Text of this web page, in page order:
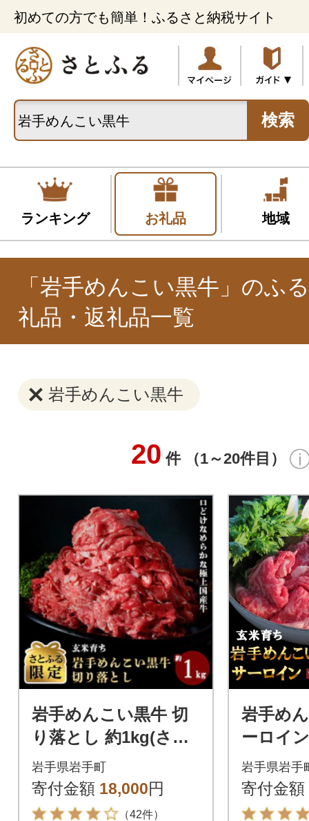
初めての方でも簡単！ふるさと納税サイト
検索
ランキング お礼品 地域
「岩手めんこい黒牛」のふ
礼品・返礼品一覧
岩手めんこい黒牛
20 件 （1～20件目）
岩手めんこい黒牛 切
り落とし 約1kg(さと
ふる限定) 国産 焼肉
牛丼 すき焼き 小分け
冷凍
岩手県岩手町
寄付金額 18,000円
（42件）
岩手め
ーロイ
600g 国
小分け
岩手県岩手
寄付金額